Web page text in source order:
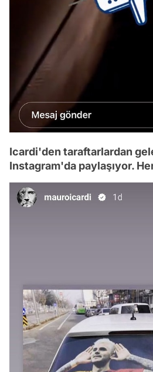
Icardi'den taraftarlardan
Instagram'da paylaşıyor.